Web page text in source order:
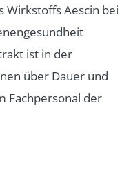
Wirkstoffs Aescin bei
ist in der
über Dauer und
Fachpersonal der